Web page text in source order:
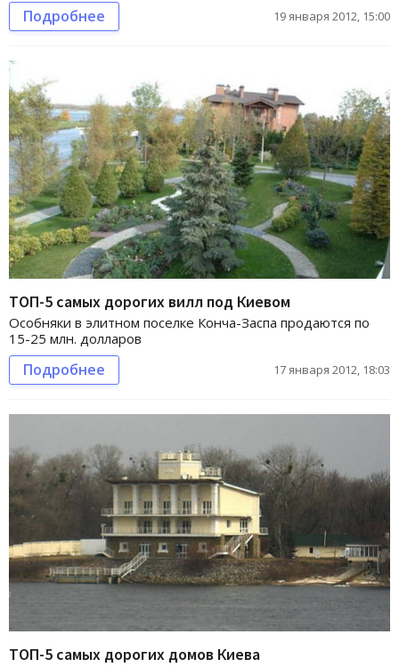
Подробнее 19 января 2012, 15:00
ТОП-5 самых дорогих вилл под Киевом
Особняки в элитном поселке Конча-Заспа продаются по
15-25 млн. долларов
Подробнее 17 января 2012, 18:03
ТОП-5 самых дорогих домов Киева